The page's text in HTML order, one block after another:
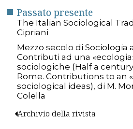
Passato presente
The Italian Sociological
Cipriani
Mezzo secolo di Sociologia
Contributi ad una
sociologiche (Half a
Rome. Contributions to an
sociological ideas), di M.
Colella
Archivio della rivista